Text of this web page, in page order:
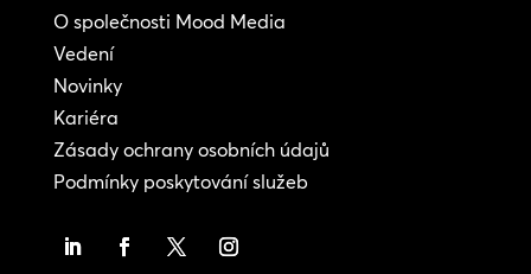
O společnosti Mood Media
Vedení
Novinky
Kariéra
Zásady ochrany osobních údajů
Podmínky poskytování služeb